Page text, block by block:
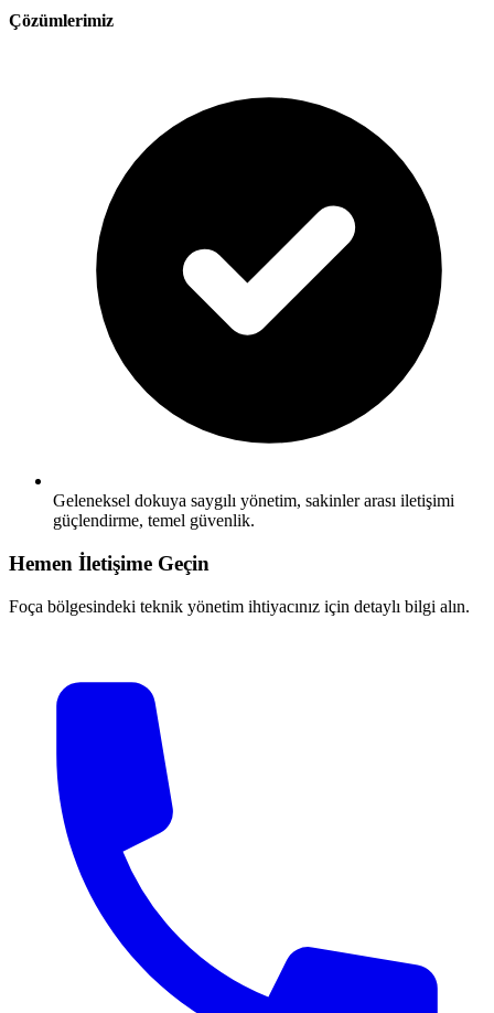
Çözümlerimiz
Geleneksel dokuya saygılı yönetim, sakinler arası iletişimi
güçlendirme, temel güvenlik.
Hemen İletişime Geçin
Foça bölgesindeki teknik yönetim ihtiyacınız için detaylı bilgi alın.